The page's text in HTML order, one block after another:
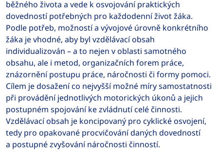
běžného života a vede k osvojování praktických
dovedností potřebných pro každodenní život žáka.
Podle potřeb, možností a vývojové úrovně konkrétního
žáka je vhodné, aby byl vzdělávací obsah
individualizován – a to nejen v oblasti samotného
obsahu, ale i metod, organizačních forem práce,
znázornění postupu práce, náročnosti či formy pomoci.
Cílem je dosažení co nejvyšší možné míry samostatnosti
při provádění jednotlivých motorických úkonů a jejich
postupném spojování ke zvládnutí celé činnosti.
Vzdělávací obsah je koncipovaný pro cyklické osvojení,
tedy pro opakované procvičování daných dovedností
a postupné zvyšování náročnosti činností.